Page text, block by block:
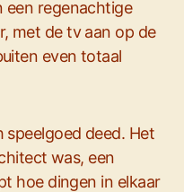
een regenachtige
met de tv aan op de
even totaal
deed. Het
was, een
hoe dingen in elkaar